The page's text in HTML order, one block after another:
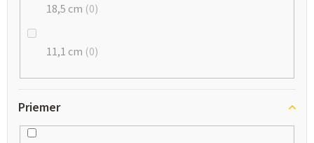
18,5 cm 0
11,1 cm 0
Priemer